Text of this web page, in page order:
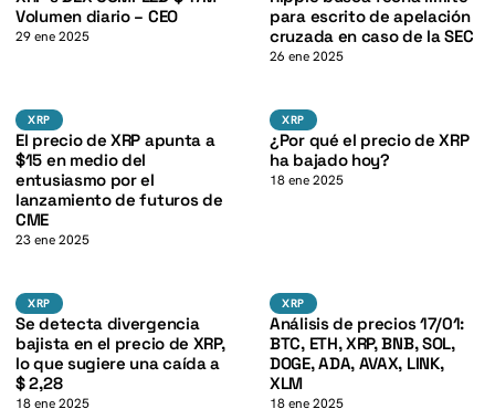
Volumen diario – CEO
29 ene 2025
para escrito de apelación
cruzada en caso de la SEC
26 ene 2025
XRP K
XRP
El precio de XRP apunta a
$15 en medio del
entusiasmo por el
lanzamiento de futuros de
CME
23 ene 2025
XRPXRP
¿Por qué el precio de XRP
ha bajado hoy?
18 ene 2025
XRP K
XRP
Se detecta divergencia
bajista en el precio de XRP,
lo que sugiere una caída a
$ 2,28
18 ene 2025
XRPXRP
Análisis de precios 17/01:
BTC, ETH, XRP, BNB, SOL,
DOGE, ADA, AVAX, LINK,
XLM
18 ene 2025